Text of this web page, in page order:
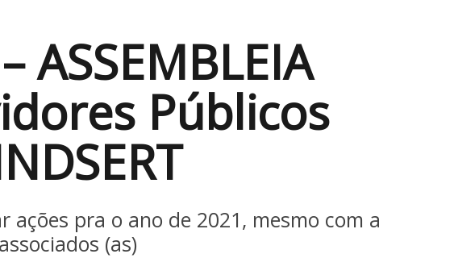
ASSEMBLEIA
Públicos
ações pra o ano de 2021, mesmo com a
(as)